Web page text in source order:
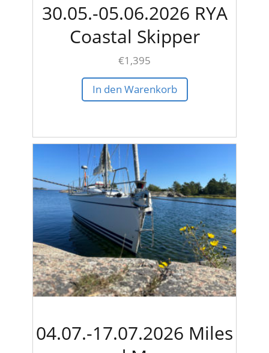
30.05.-05.06.2026 RYA
Coastal Skipper
€1,395
In den Warenkorb
04.07.-17.07.2026 Miles